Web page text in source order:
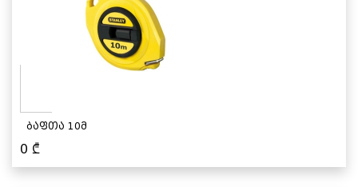
ბაფთა 10მ
0 ₾